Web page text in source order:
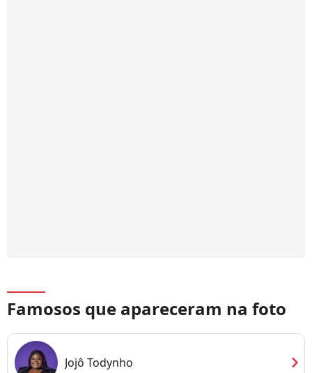
Famosos que apareceram na foto
Jojô Todynho chevron_right